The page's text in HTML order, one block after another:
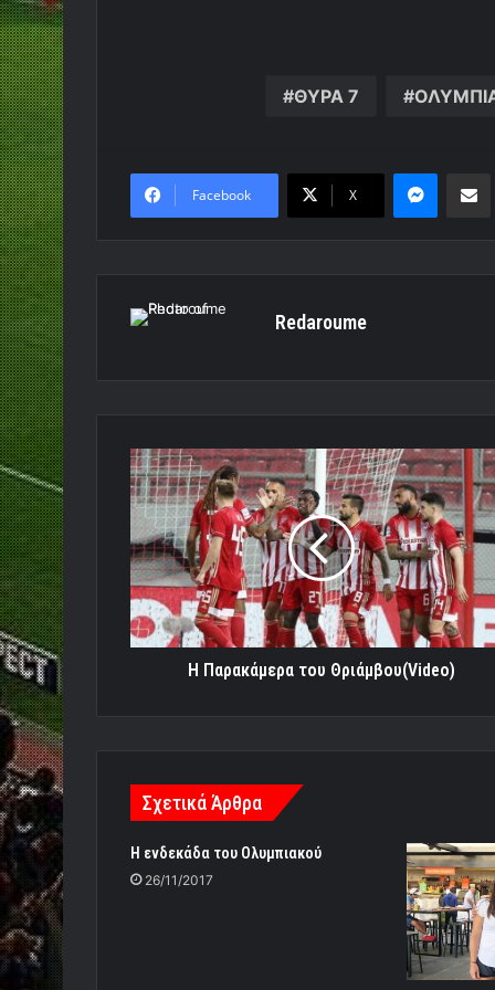
ΘΥΡΑ 7
Facebook X
Redaroume
Η
Παρακάμερα
του
Θριάμβου(Video)
Η Παρακάμερα του Θριάμβου(Video)
Σχετικά Άρθρα
Η ενδεκάδα του Ολυμπιακού
26/11/2017